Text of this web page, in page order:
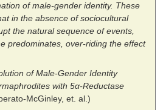
of male-gender identity. These
in the absence of sociocultural
the natural sequence of events,
predominates, over-riding the effect
of Male-Gender Identity
with 5α-Reductase
McGinley, et. al.)